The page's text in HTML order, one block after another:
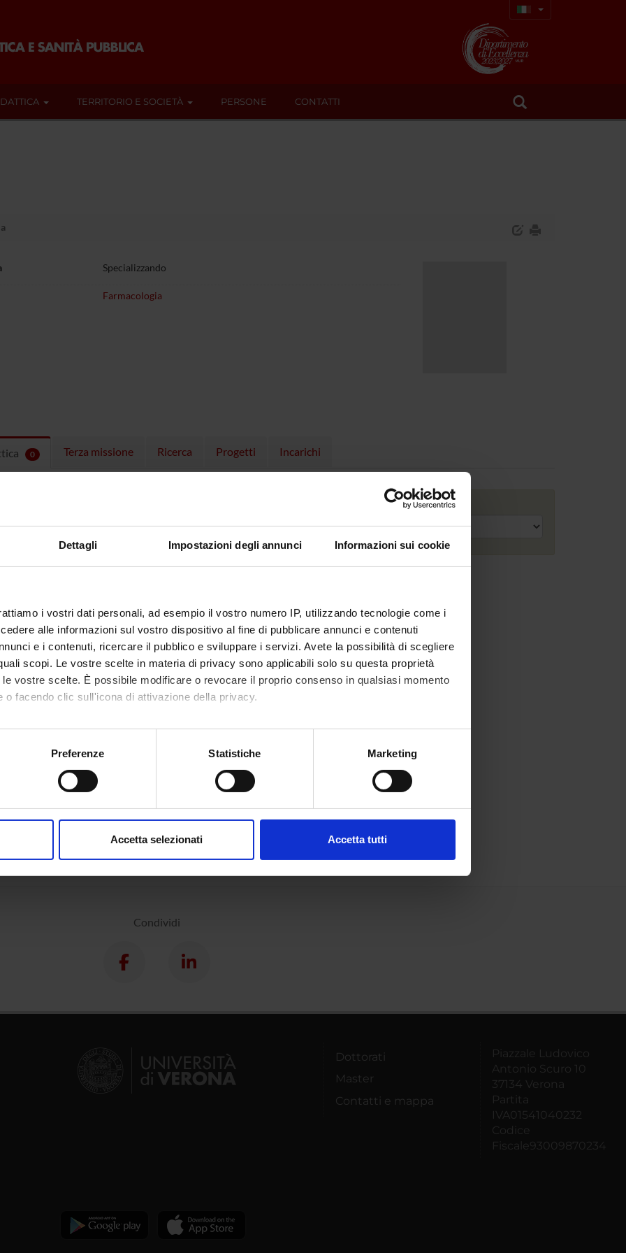
Dettagli Impostazioni degli annunci Informazioni sui cookie
i vostri dati personali, ad esempio il vostro numero IP, utilizzando tecnologie come i
alle informazioni sul vostro dispositivo al fine di pubblicare annunci e contenuti
e i contenuti, ricercare il pubblico e sviluppare i servizi. Avete la possibilità di scegliere
scopi. Le vostre scelte in materia di privacy sono applicabili solo su questa proprietà
vostre scelte. È possibile modificare o revocare il proprio consenso in qualsiasi momento
o facendo clic sull'icona di attivazione della privacy.
anche:
sulla tua posizione geografica, con un'approssimazione di qualche metro,
in qualsiasi momento dalla Dichiarazione sui cookie.
Preferenze Statistiche Marketing
Accetta selezionati Accetta tutti
TERRITORIO E SOCIETÀ PERSONE CONTATTI
Specializzando
Farmacologia
0 Terza missione Ricerca Progetti Incarichi
attivi nel periodo selezionato:0.
per vedere orari e dettagli del corso.
Anno accademico
Condividi
Dottorati
Master
Contatti e mappa
Piazzale Ludovico
Antonio Scuro 10
37134 Verona
Partita
IVA01541040232
Codice
Fiscale93009870234